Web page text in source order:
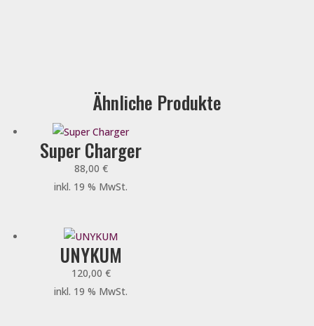
Ähnliche Produkte
Super Charger
88,00 €
inkl. 19 % MwSt.
UNYKUM
120,00 €
inkl. 19 % MwSt.